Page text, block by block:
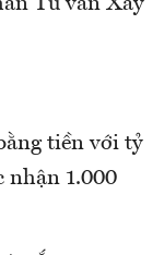
tiền với tỷ
nhận 1.000